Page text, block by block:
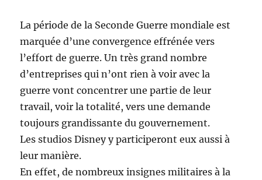
La période de la Seconde Guerre mondiale est
marquée d’une convergence effrénée vers
l’effort de guerre. Un très grand nombre
d’entreprises qui n’ont rien à voir avec la
guerre vont concentrer une partie de leur
travail, voir la totalité, vers une demande
toujours grandissante du gouvernement.
Les studios Disney y participeront eux aussi à
leur manière.
En effet, de nombreux insignes militaires à la